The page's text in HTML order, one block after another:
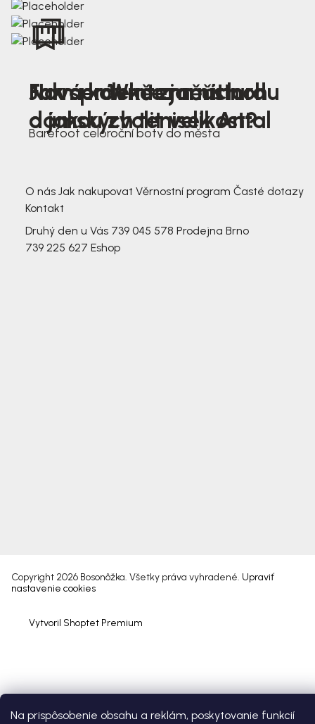
Na prispôsobenie obsahu a reklám, poskytovanie funkcií
Nová kolekce jarních
dámských tenisek Antal
Jak správně změřit nohu
a jakou zvolit velikost?
Farmer Winter mustard
Barefoot celoroční boty do města
O nás Jak nakupovat Věrnostní program Časté dotazy
Kontakt
Druhý den u Vás 739 045 578 Prodejna Brno
739 225 627 Eshop
Vytvoril Shoptet Premium
Copyright 2026 Bosonôžka. Všetky práva vyhradené. Upraviť
nastavenie cookies